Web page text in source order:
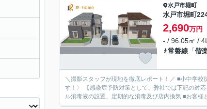
水戸市堀町
水戸市堀町
2,690万円
- / 96.05㎡ /
常磐線 「偕
＼撮影スタッフが現地を徹底レポート！／ ■小中学
す！〉 【感染症予防対策として、弊社では下記の対
ル消毒液の設置、定期的な消毒及び店内換気 ■お客